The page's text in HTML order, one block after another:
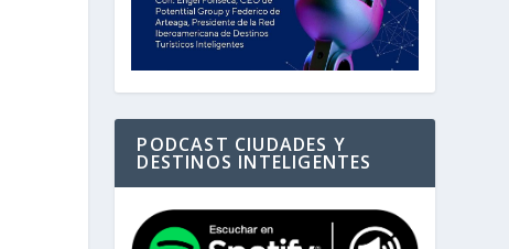
PODCAST CIUDADES Y
DESTINOS INTELIGENTES